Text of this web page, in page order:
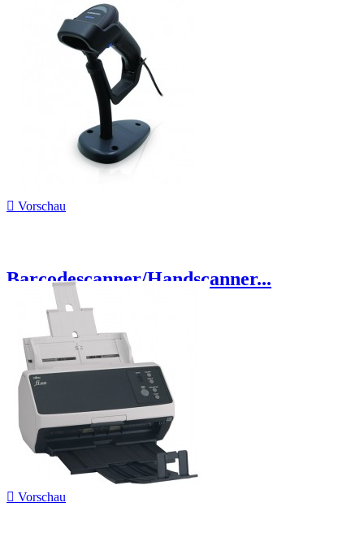
 Vorschau
Barcodescanner/Handscanner...
 Vorschau